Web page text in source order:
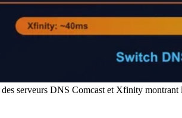
serveurs DNS Comcast et Xfinity